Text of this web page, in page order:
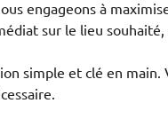
engageons à
sur le lieu
simple et clé en